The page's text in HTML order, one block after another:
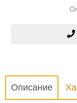
Описание